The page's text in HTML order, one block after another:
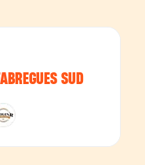
SUD